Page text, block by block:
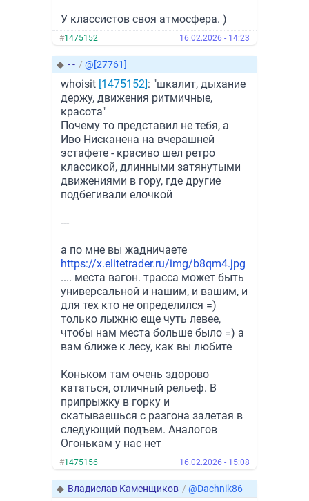
У классистов своя атмосфера. )
#1475152 16.02.2026 - 14:23
◆ - - / @[27761]
whoisit [1475152]: "шкалит, дыхание
держу, движения ритмичные,
красота"
Почему то представил не тебя, а
Иво Нисканена на вчерашней
эстафете - красиво шел ретро
классикой, длинными затянутыми
движениями в гору, где другие
подбегивали елочкой
---
а по мне вы жадничаете
https://x.elitetrader.ru/img/b8qm4.jpg
.... места вагон. трасса может быть
универсальной и нашим, и вашим, и
для тех кто не определился =)
только лыжню еще чуть левее,
чтобы нам места больше было =) а
вам ближе к лесу, как вы любите
Коньком там очень здорово
кататься, отличный рельеф. В
припрыжку в горку и
скатываешься с разгона залетая в
следующий подъем. Аналогов
Огонькам у нас нет
#1475156 16.02.2026 - 15:08
◆ Владислав Каменщиков / @Dachnik86